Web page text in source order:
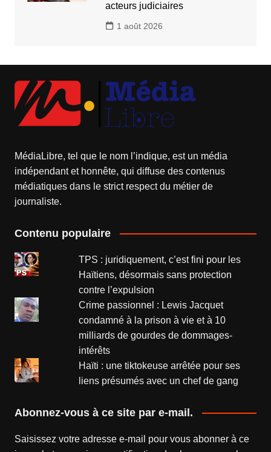
acteurs judiciaires
1 août 2026
MédiaLibre, tel que le nom l’indique, est un média
indépendant et honnête, qui diffuse des contenus
médiatiques dans le strict respect du métier de
journaliste.
Contenu populaire
TPS : juridiquement, c’est fini pour les
Haïtiens, désormais sans protection
contre l’expulsion
Crime passionnel : Lewis Jacquet
condamné à la prison à vie et à 10
milliards de gourdes de dommages-
intérêts
Haïti : une tiktokeuse arrêtée pour ses
liens présumés avec un chef de gang
Abonnez-vous à ce site par e-mail.
Saisissez votre adresse e-mail pour vous abonner à ce